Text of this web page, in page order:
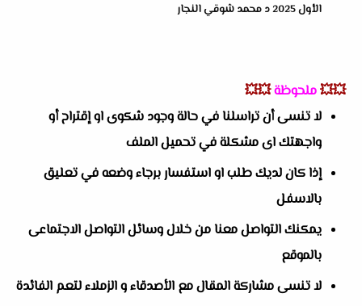
الأول 2025 د محمد شوقي النجار
💥💥ملحوظة💥💥
لا تنسى أن تراسلنا في حالة وجود شكوى او إقتراح أو
واجهتك اى مشكلة في تحميل الملف
إذا كان لديك طلب او استفسار برجاء وضعه في تعليق
بالاسفل
يمكنك التواصل معنا من خلال وسائل التواصل الاجتماعى
بالموقع
لا تنسى مشاركة المقال مع الأصدقاء و الزملاء لتعم الفائدة